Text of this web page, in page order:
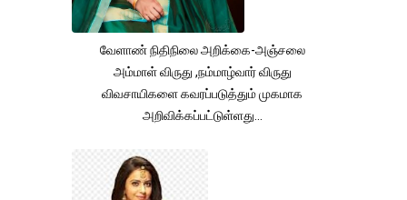
வேளாண் நிதிநிலை அறிக்கை-அஞ்சலை
அம்மாள் விருது ,நம்மாழ்வார் விருது
விவசாயிகளை கவரப்படுத்தும் முகமாக
அறிவிக்கப்பட்டுள்ளது...